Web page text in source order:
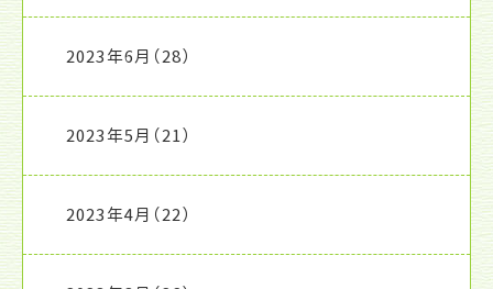
2023年6月 （28）
2023年5月 （21）
2023年4月 （22）